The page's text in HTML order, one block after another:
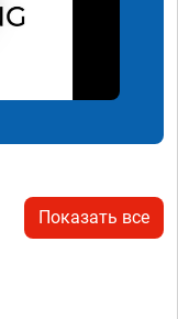
Показать все